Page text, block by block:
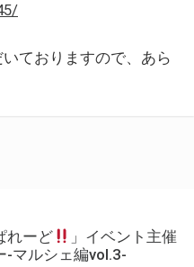
ておりますので、あら
れーど
」イベント主催
-マルシェ編vol.3-